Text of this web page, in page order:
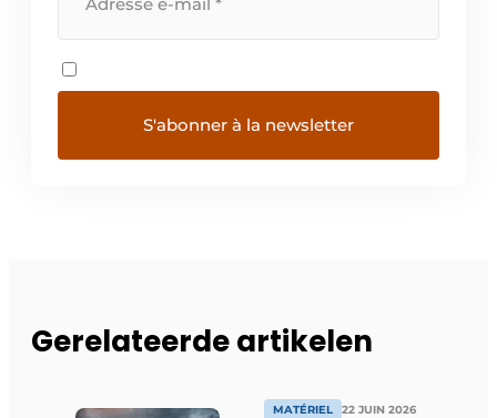
Gerelateerde artikelen
MATÉRIEL 22 JUIN 2026